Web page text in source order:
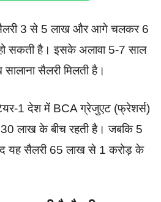
3 से 5 लाख और आगे चलकर 6
सकती है। इसके अलावा 5-7 साल
सैलरी मिलती है।
1 देश में BCA ग्रेजुएट (फ्रेशर्स)
लाख के बीच रहती है। जबकि 5
यह सैलरी 65 लाख से 1 करोड़ के